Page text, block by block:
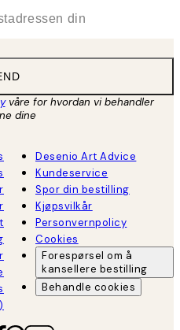
våre for hvordan vi behandler
dine
Desenio Art Advice
Kundeservice
Spor din bestilling
Kjøpsvilkår
Personvernpolicy
Cookies
Forespørsel om å
kansellere bestilling
Behandle cookies